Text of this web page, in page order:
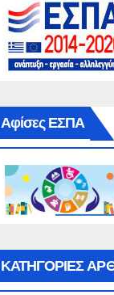
Αφίσες ΕΣΠΑ
ΚΑΤΗΓΟΡΙΕΣ